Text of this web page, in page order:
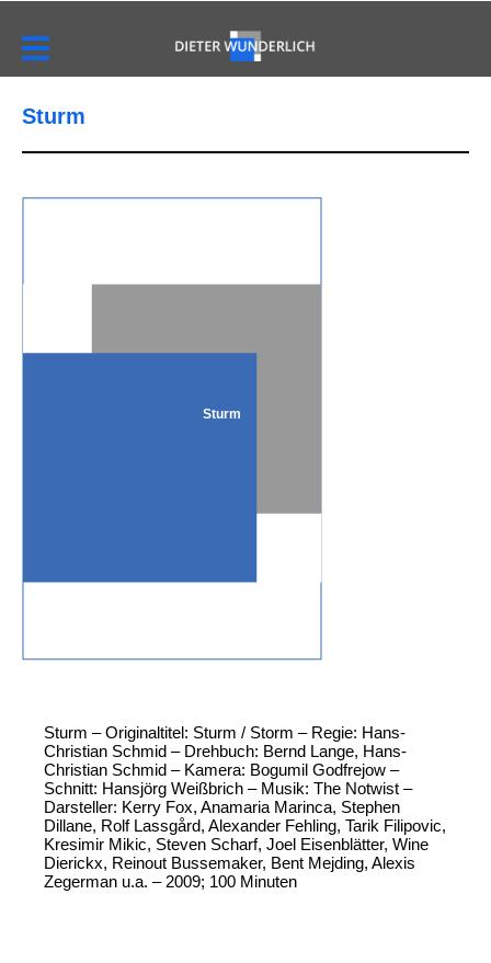
Sturm
Sturm
Sturm – Originaltitel: Sturm / Storm – Regie: Hans-
Christian Schmid – Drehbuch: Bernd Lange, Hans-
Christian Schmid – Kamera: Bogumil Godfrejow –
Schnitt: Hansjörg Weißbrich – Musik: The Notwist –
Darsteller: Kerry Fox, Anamaria Marinca, Stephen
Dillane, Rolf Lassgård, Alexander Fehling, Tarik Filipovic,
Kresimir Mikic, Steven Scharf, Joel Eisenblätter, Wine
Dierickx, Reinout Bussemaker, Bent Mejding, Alexis
Zegerman u.a. – 2009; 100 Minuten